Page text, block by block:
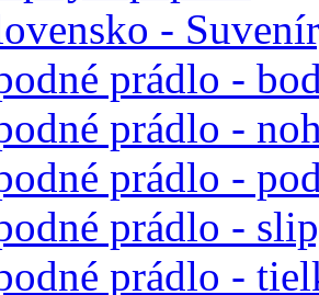
-
prádlo -
prádlo -
prádlo -
prádlo -
prádlo -